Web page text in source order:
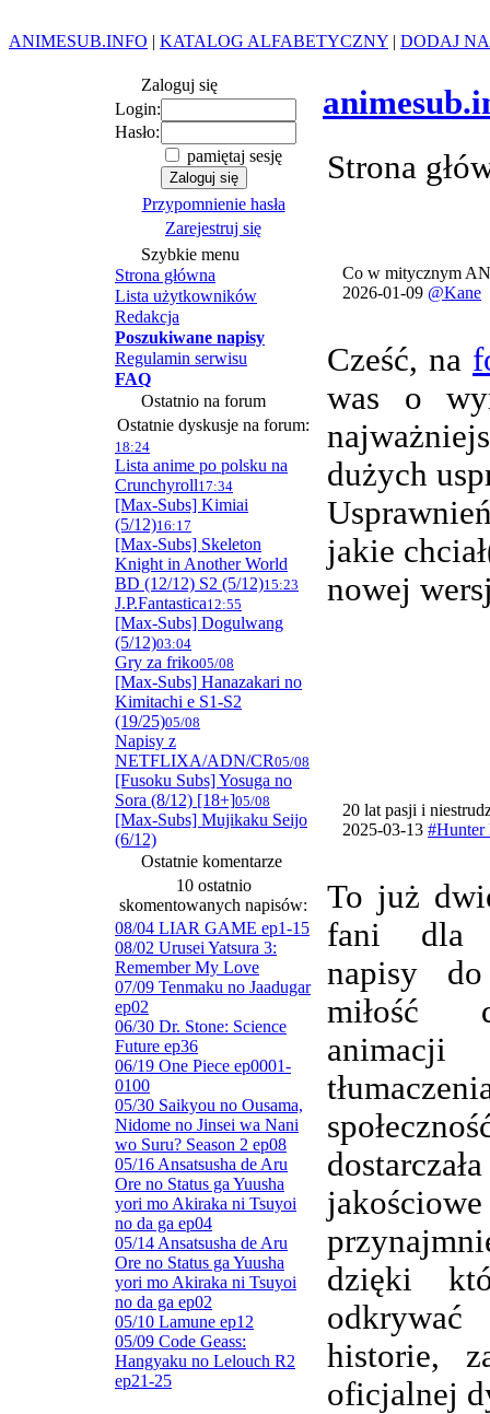
ANIMESUB.INFO | KATALOG ALFABETYCZNY | DODAJ
Zaloguj się
Login:
Hasło:
pamiętaj sesję
Przypomnienie hasła
Zarejestruj się
Szybkie menu
Strona główna
Lista użytkowników
Redakcja
Poszukiwane napisy
Regulamin serwisu
FAQ
Ostatnio na forum
Ostatnie dyskusje na forum:
18:24
Lista anime po polsku na
Crunchyroll17:34
[Max-Subs] Kimiai
(5/12)16:17
[Max-Subs] Skeleton
Knight in Another World
BD (12/12) S2 (5/12)15:23
J.P.Fantastica12:55
[Max-Subs] Dogulwang
(5/12)03:04
Gry za friko05/08
[Max-Subs] Hanazakari no
Kimitachi e S1-S2
(19/25)05/08
Napisy z
NETFLIXA/ADN/CR05/08
[Fusoku Subs] Yosuga no
Sora (8/12) [18+]05/08
[Max-Subs] Mujikaku Seijo
(6/12)
Ostatnie komentarze
10 ostatnio
skomentowanych napisów:
08/04 LIAR GAME ep1-15
08/02 Urusei Yatsura 3:
Remember My Love
07/09 Tenmaku no Jaadugar
ep02
06/30 Dr. Stone: Science
Future ep36
06/19 One Piece ep0001-
0100
05/30 Saikyou no Ousama,
Nidome no Jinsei wa Nani
wo Suru? Season 2 ep08
05/16 Ansatsusha de Aru
Ore no Status ga Yuusha
yori mo Akiraka ni Tsuyoi
no da ga ep04
05/14 Ansatsusha de Aru
Ore no Status ga Yuusha
yori mo Akiraka ni Tsuyoi
no da ga ep02
05/10 Lamune ep12
05/09 Code Geass:
Hangyaku no Lelouch R2
ep21-25
Strona
Co w mitycznym
2026-01-09 @Kane
Cześć, na
was o
dużych
jakie
nowej
20 lat pasji i
2025-03-13
To już
fani dla
napisy
miłość
dzięki
historie,
oficjalnej